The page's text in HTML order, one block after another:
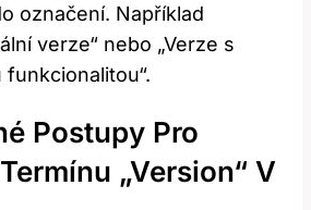
označení. Například
verze“ nebo „Verze s
Postupy Pro
„version“ V